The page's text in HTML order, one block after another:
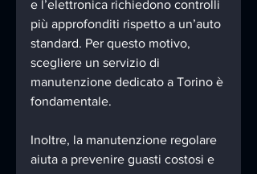
e l’elettronica richiedono controlli
più approfonditi rispetto a un’auto
standard. Per questo motivo,
scegliere un servizio di
manutenzione dedicato a Torino è
fondamentale.
Inoltre, la manutenzione regolare
aiuta a prevenire guasti costosi e